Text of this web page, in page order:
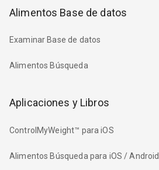
Alimentos Base de datos
Examinar Base de datos
Alimentos Búsqueda
Aplicaciones y Libros
ControlMyWeight™ para iOS
Alimentos Búsqueda para iOS / Android